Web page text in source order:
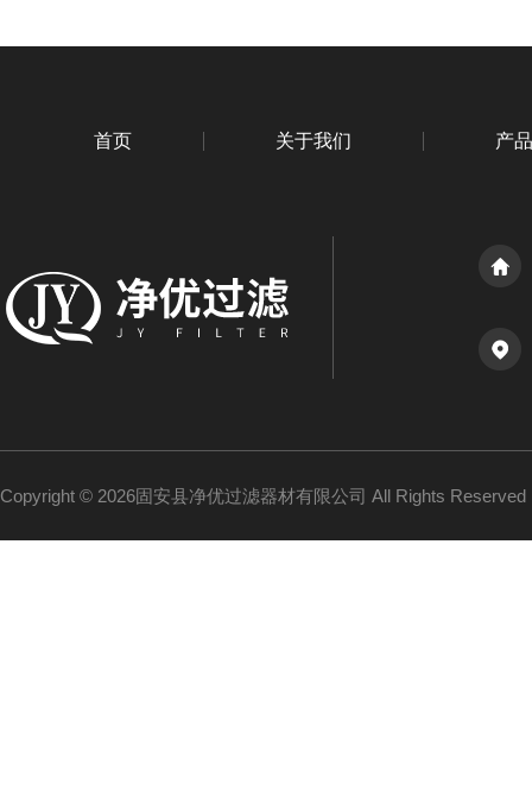
首页 关于我们 产
Copyright © 2026固安县净优过滤器材有限公司 All Rights